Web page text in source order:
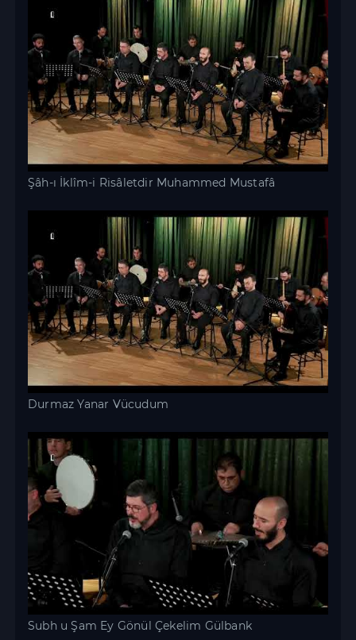
Şâh-ı İklîm-i Risâletdir Muhammed Mustafâ
Durmaz Yanar Vücudum
Subh u Şam Ey Gönül Çekelim Gülbank